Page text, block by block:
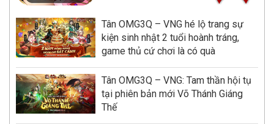
Tân OMG3Q – VNG hé lộ trang sự
kiện sinh nhật 2 tuổi hoành tráng,
game thủ cứ chơi là có quà
Tân OMG3Q – VNG: Tam thần hội tụ
tại phiên bản mới Võ Thánh Giáng
Thế